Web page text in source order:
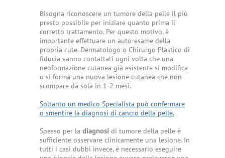
Bisogna riconoscere un tumore della pelle il più
presto possibile per iniziare quanto prima il
corretto trattamento. Per questo motivo, è
importante effettuare un auto-esame della
propria cute. Dermatologo o Chirurgo Plastico di
fiducia vanno contattati ogni volta che una
neoformazione cutanea già esistente si modifica
o si forma una nuova lesione cutanea che non
scompare da sola in 1-2 mesi.
Soltanto un medico Specialista può confermare
o smentire la diagnosi di cancro della pelle.
Spesso per la diagnosi di tumore della pelle è
sufficiente osservare clinicamente una lesione. In
tutti i casi dubbi invece, è necessario eseguire